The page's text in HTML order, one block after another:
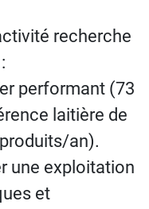
recherche
performant (73
laitière de
an).
une exploitation
et